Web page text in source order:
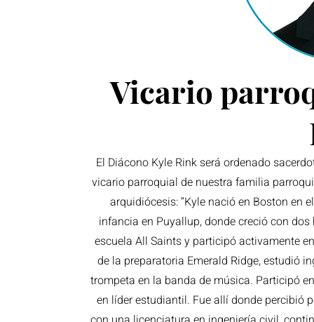
Vicario
El Diácono Kyle Rink será ordenado
vicario parroquial de nuestra familia
arquidiócesis: “Kyle nació en Boston en
infancia en Puyallup, donde creció con
escuela All Saints y participó activamente
de la preparatoria Emerald Ridge, estudió
trompeta en la banda de música. Participó
en líder estudiantil. Fue allí donde percibió